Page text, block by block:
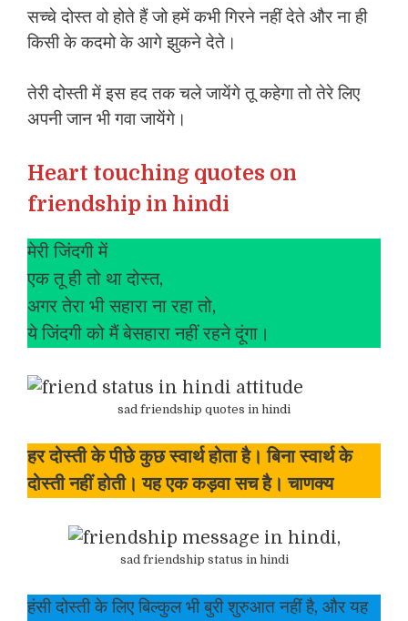
सच्चे दोस्त वो होते हैं जो हमें कभी गिरने नहीं देते और ना ही
किसी के कदमो के आगे झुकने देते।
तेरी दोस्ती में इस हद तक चले जायेंगे तू कहेगा तो तेरे लिए
अपनी जान भी गवा जायेंगे।
Heart touching quotes on
friendship in hindi
मेरी जिंदगी में
एक तू ही तो था दोस्त,
अगर तेरा भी सहारा ना रहा तो,
ये जिंदगी को मैं बेसहारा नहीं रहने दूंगा।
sad friendship quotes in hindi
हर दोस्ती के पीछे कुछ स्वार्थ होता है। बिना स्वार्थ के
दोस्ती नहीं होती। यह एक कड़वा सच है। चाणक्य
sad friendship status in hindi
हंसी दोस्ती के लिए बिल्कुल भी बुरी शुरुआत नहीं है, और यह